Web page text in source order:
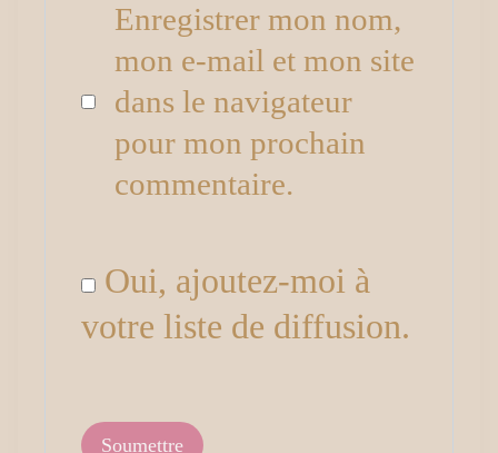
Enregistrer mon nom,
mon e-mail et mon site
dans le navigateur
pour mon prochain
commentaire.
Oui, ajoutez-moi à
votre liste de diffusion.